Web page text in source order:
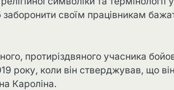
заборонити своїм працівникам
протиріздвяного учасника
року, коли він стверджував, що
Кароліна.